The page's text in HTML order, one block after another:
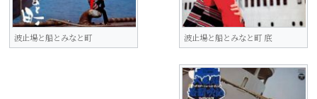
波止場と船とみなと町 波止場と船とみなと町 底